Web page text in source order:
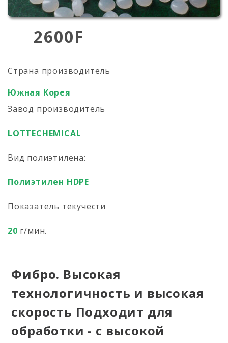
2600F
Страна производитель
Южная Корея
Завод производитель
LOTTECHEMICAL
Вид полиэтилена:
Полиэтилен HDPE
Показатель текучести
20 г/мин.
Фибро. Высокая
технологичность и высокая
скорость Подходит для
обработки - с высокой